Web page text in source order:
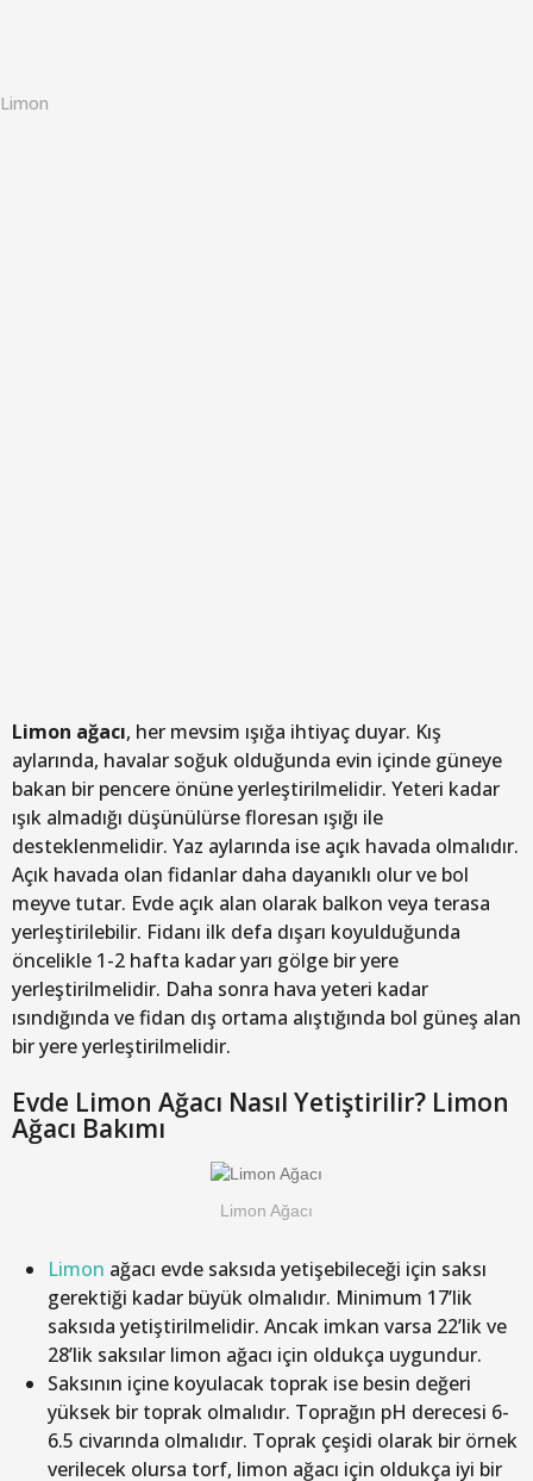
Limon
Limon ağacı, her mevsim ışığa ihtiyaç duyar. Kış
aylarında, havalar soğuk olduğunda evin içinde güneye
bakan bir pencere önüne yerleştirilmelidir. Yeteri kadar
ışık almadığı düşünülürse floresan ışığı ile
desteklenmelidir. Yaz aylarında ise açık havada olmalıdır.
Açık havada olan fidanlar daha dayanıklı olur ve bol
meyve tutar. Evde açık alan olarak balkon veya terasa
yerleştirilebilir. Fidanı ilk defa dışarı koyulduğunda
öncelikle 1-2 hafta kadar yarı gölge bir yere
yerleştirilmelidir. Daha sonra hava yeteri kadar
ısındığında ve fidan dış ortama alıştığında bol güneş alan
bir yere yerleştirilmelidir.
Evde Limon Ağacı Nasıl Yetiştirilir? Limon
Ağacı Bakımı
Limon Ağacı
Limon ağacı evde saksıda yetişebileceği için saksı
gerektiği kadar büyük olmalıdır. Minimum 17’lik
saksıda yetiştirilmelidir. Ancak imkan varsa 22’lik ve
28’lik saksılar limon ağacı için oldukça uygundur.
Saksının içine koyulacak toprak ise besin değeri
yüksek bir toprak olmalıdır. Toprağın pH derecesi 6-
6.5 civarında olmalıdır. Toprak çeşidi olarak bir örnek
verilecek olursa torf, limon ağacı için oldukça iyi bir